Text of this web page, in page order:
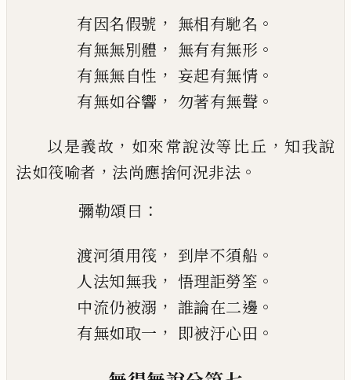
有因名假號 ， 無相有馳名 。
有無無別體 ， 無有有無形 。
有無無自性 ， 妄起有無情 。
有無如谷響 ， 勿著有無聲 。
以是義故 ， 如來常說汝等比丘 ， 知我說
法如筏喻者 ， 法尚應捨何況非法 。
彌勒頌曰 ：
渡河須用筏 ， 到岸不須船 。
人法知無我 ， 悟理詎勞筌 。
中流仍被溺 ， 誰論在二邊 。
有無如取一 ， 即被汙心田 。